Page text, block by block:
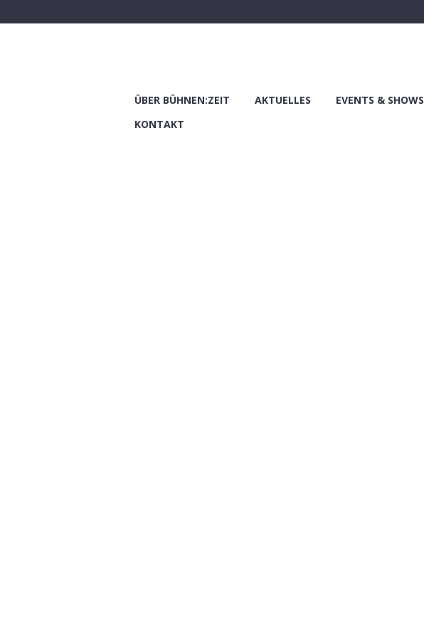
ÜBER BÜHNEN:ZEIT AKTUELLES EVENTS & SHOWS
KONTAKT